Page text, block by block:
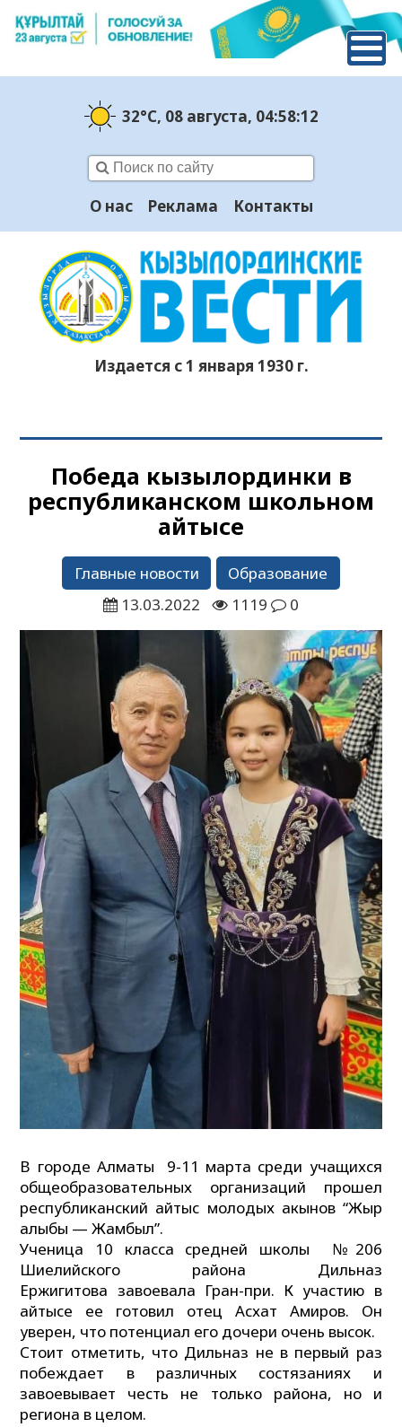
32°C, 08 августа, 04:58:13
О нас Реклама Контакты
Издается с 1 января 1930 г.
Победа кызылординки в
республиканском школьном
айтысе
Главные новости
Образование
13.03.2022
1119 0
В городе Алматы 9-11 марта среди учащихся
общеобразовательных организаций прошел
республиканский айтыс молодых акынов “Жыр
алыбы — Жамбыл”.
Ученица 10 класса средней школы №206
Шиелийского района Дильназ
Ержигитова завоевала Гран-при. К участию в
айтысе ее готовил отец Асхат Амиров. Он
уверен, что потенциал его дочери очень высок.
Стоит отметить, что Дильназ не в первый раз
побеждает в различных состязаниях и
завоевывает честь не только района, но и
региона в целом.